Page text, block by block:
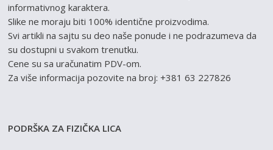
informativnog karaktera.
Slike ne moraju biti 100% identične proizvodima.
Svi artikli na sajtu su deo naše ponude i ne podrazumeva da
su dostupni u svakom trenutku.
Cene su sa uračunatim PDV-om.
Za više informacija pozovite na broj: +381 63 227826
PODRŠKA ZA FIZIČKA LICA